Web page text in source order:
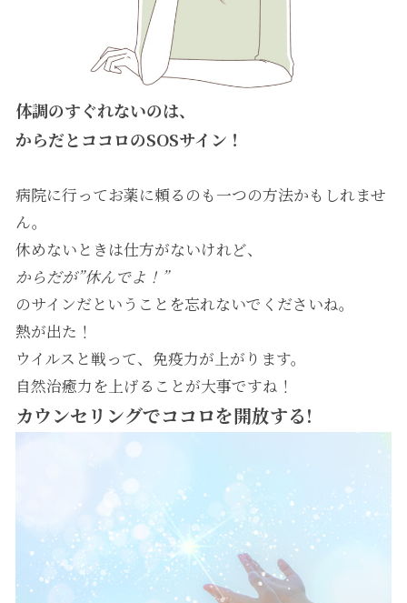
体調のすぐれないのは、
からだとココロのSOSサイン！
病院に行ってお薬に頼るのも一つの方法かもしれませ
ん。
休めないときは仕方がないけれど、
からだが”休んでよ！”
のサインだということを忘れないでくださいね。
熱が出た！
ウイルスと戦って、免疫力が上がります。
自然治癒力を上げることが大事ですね！
カウンセリングでココロを開放する!